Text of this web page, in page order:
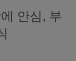
안심, 부